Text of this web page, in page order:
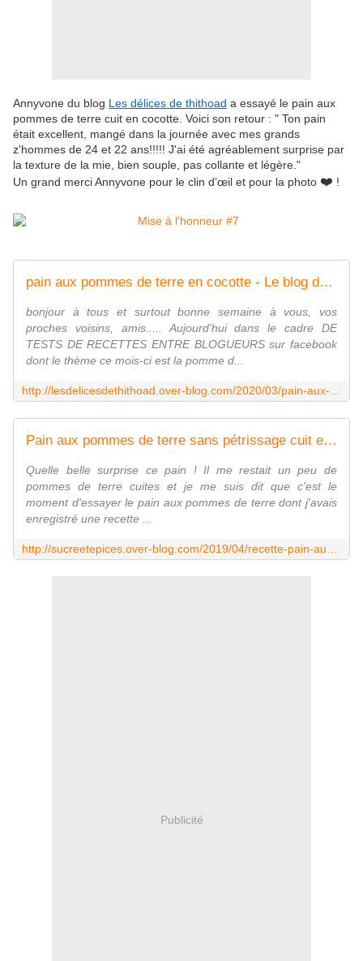
Annyvone du blog Les délices de thithoad a essayé le pain aux
pommes de terre cuit en cocotte. Voici son retour : " Ton pain
était excellent, mangé dans la journée avec mes grands
z'hommes de 24 et 22 ans!!!!! J'ai été agréablement surprise par
la texture de la mie, bien souple, pas collante et légère."
Un grand merci Annyvone pour le clin d’œil et pour la photo ❤️ !
pain aux pommes de terre en cocotte - Le blog de lesdelicesdethithoad
bonjour à tous et surtout bonne semaine à vous, vos
proches voisins, amis..... Aujourd'hui dans le cadre DE
TESTS DE RECETTES ENTRE BLOGUEURS sur facebook
dont le thème ce mois-ci est la pomme d...
Pain aux pommes de terre sans pétrissage cuit en cocotte - sucreetepices.over-blog.com
Quelle belle surprise ce pain ! Il me restait un peu de
pommes de terre cuites et je me suis dit que c'est le
moment d'essayer le pain aux pommes de terre dont j'avais
enregistré une recette ...
Publicité